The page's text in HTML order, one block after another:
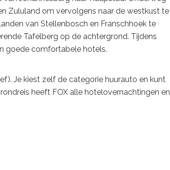
Zululand om vervolgens naar de westkust te
van Stellenbosch en Franschhoek te
Tafelberg op de achtergrond. Tijdens
goede comfortabele hotels.
Je kiest zelf de categorie huurauto en kunt
heeft FOX alle hotelovernachtingen en